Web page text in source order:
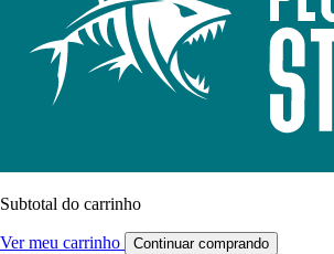
Subtotal do carrinho
Ver meu carrinho Continuar comprando